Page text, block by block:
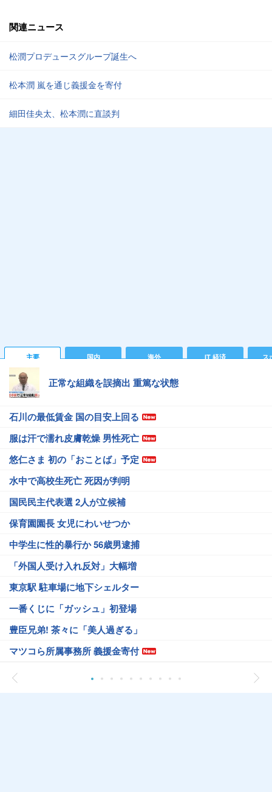
関連ニュース
松潤プロデュースグループ誕生へ
松本潤 嵐を通じ義援金を寄付
細田佳央太、松本潤に直談判
主要 国内 海外 IT 経済 ス
正常な組織を誤摘出 重篤な状態
石川の最低賃金 国の目安上回る
服は汗で濡れ皮膚乾燥 男性死亡
悠仁さま 初の「おことば」予定
水中で高校生死亡 死因が判明
国民民主代表選 2人が立候補
保育園園長 女児にわいせつか
中学生に性的暴行か 56歳男逮捕
「外国人受け入れ反対」大幅増
東京駅 駐車場に地下シェルター
一番くじに「ガッシュ」初登場
豊臣兄弟! 茶々に「美人過ぎる」
マツコら所属事務所 義援金寄付